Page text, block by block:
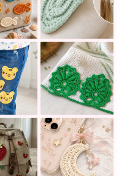
a crochet fácil y
pececito a crochet
Cómo tejer hojas
a crochet que en pocos
un aplique de tigre a
Un aplique de